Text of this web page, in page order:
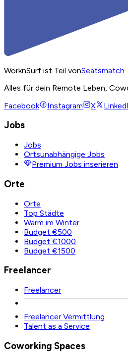
WorknSurf ist Teil vonSeatsmatch
Alles für dein Remote Leben,
Facebook
Instagram X
Jobs
Jobs
Ortsunabhängige Jobs
Premium Jobs inserieren
Orte
Orte
Top Städte
Warm im Winter
Budget €500
Budget €1000
Budget €1500
Freelancer
Freelancer
Freelancer Vermittlung
Talent as a Service
Coworking Spaces